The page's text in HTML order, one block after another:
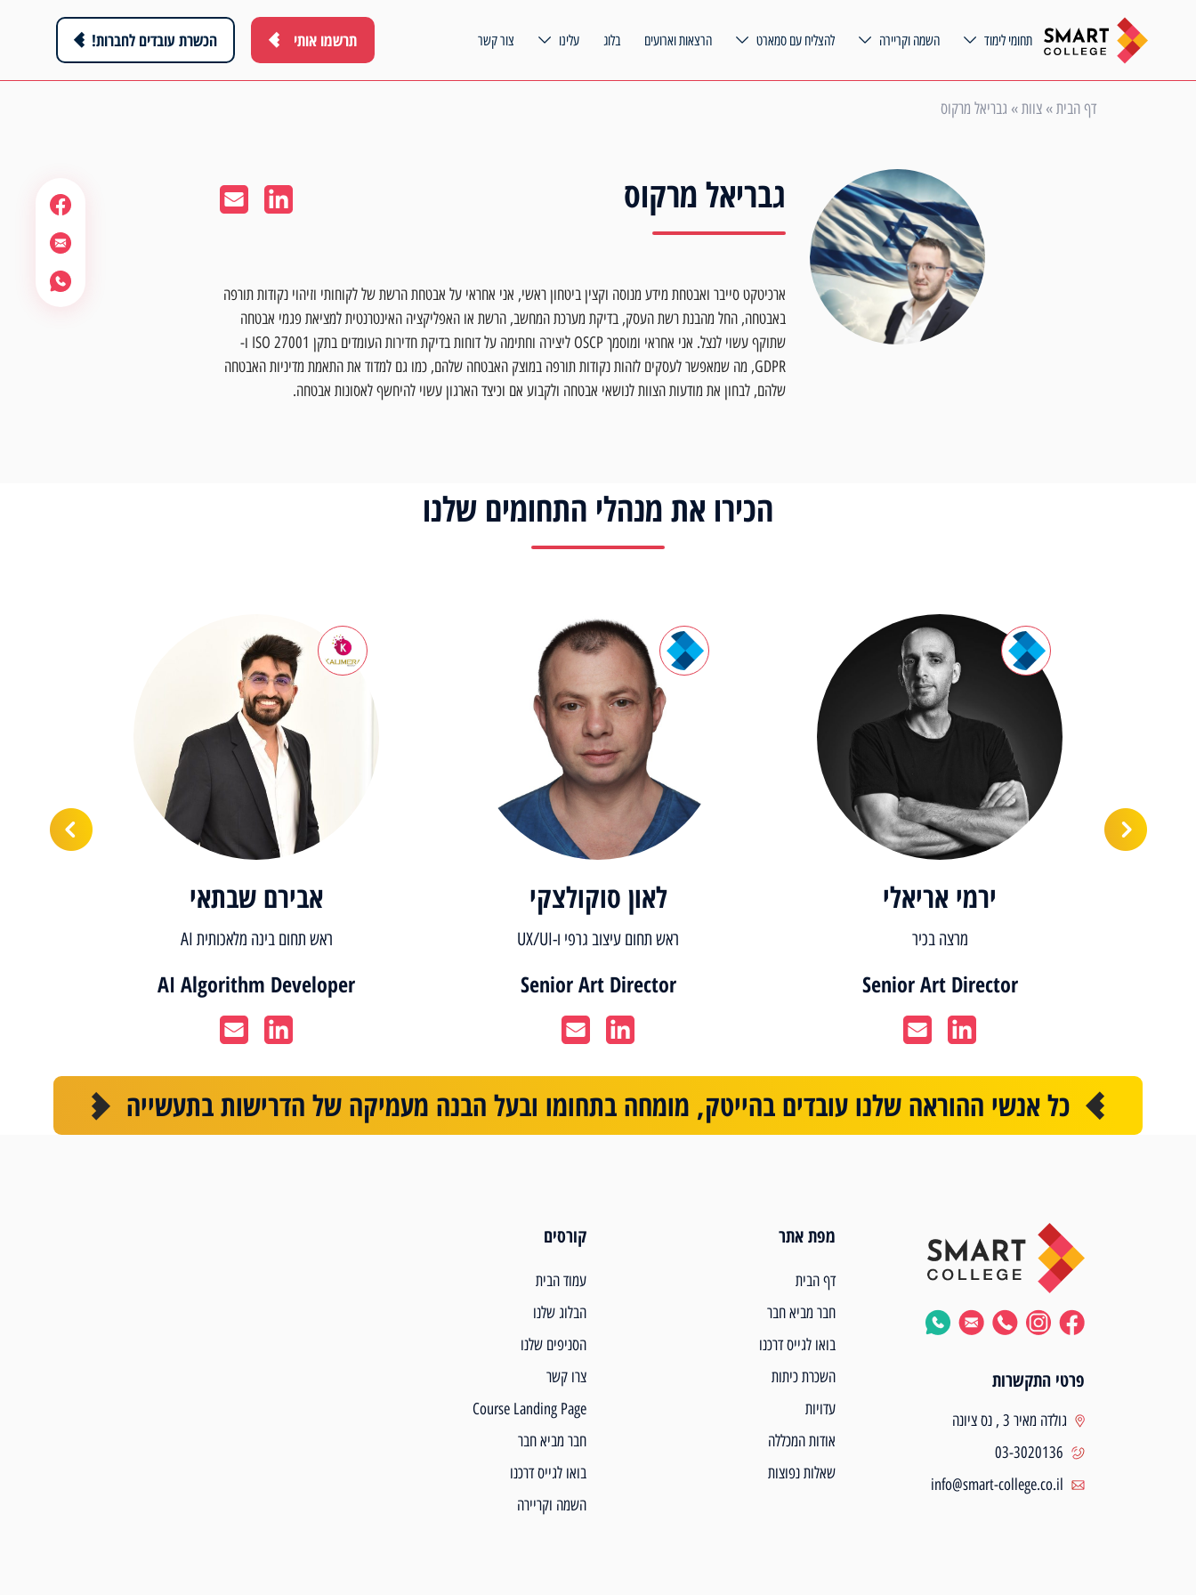
תחומי לימוד השמה וקריירה להצליח עם סמארט הרצאות וארועים בלוג עלינו צור קשר תרשמו אותי הכשרת עובדים לחברות!
דף הבית» צוות» גבריאל מרקוס
גבריאל מרקוס
ארכיטקט סייבר ואבטחת מידע מנוסה וקצין ביטחון ראשי, אני אחראי על אבטחת הרשת של לקוחותי וזיהוי נקודות תורפה
באבטחה, החל מהבנת רשת העסק, בדיקת מערכת המחשב, הרשת או האפליקציה האינטרנטית למציאת פגמי אבטחה
שתוקף עשוי לנצל. אני אחראי ומוסמך OSCP ליצירה וחתימה על דוחות בדיקת חדירות העומדים בתקן ISO 27001 ו-
GDPR, מה שמאפשר לעסקים לזהות נקודות תורפה במוצק האבטחה שלהם, כמו גם למדוד את התאמת מדיניות האבטחה
שלהם, לבחון את מודעות הצוות לנושאי אבטחה ולקבוע אם וכיצד הארגון עשוי להיחשף לאסונות אבטחה.
הכירו את מנהלי התחומים שלנו
ירמי אריאלי
מרצה בכיר
Senior Art Director
לאון סוקולצקי
ראש תחום עיצוב גרפי ו-UX/UI
Senior Art Director
אבירם שבתאי
ראש תחום בינה מלאכותית AI
AI Algorithm Developer
כל אנשי ההוראה שלנו עובדים בהייטק, מומחה בתחומו ובעל הבנה מעמיקה של הדרישות בתעשייה
פרטי התקשרות
גולדה מאיר 3 , נס ציונה
03-3020136
info@smart-college.co.il
מפת אתר
דף הבית
חבר מביא חבר
בואו לגייס דרכנו
השכרת כיתות
עדויות
אודות המכללה
שאלות נפוצות
קורסים
עמוד הבית
הבלוג שלנו
הסניפים שלנו
צרו קשר
Course Landing Page
חבר מביא חבר
בואו לגייס דרכנו
השמה וקריירה